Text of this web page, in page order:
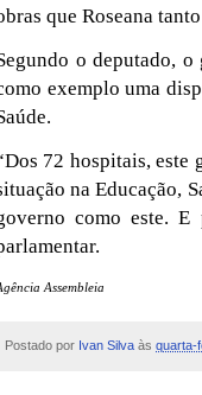
que Roseana
o deputado,
exemplo uma
72 hospitais, este
na Educação,
como este.
Assembleia
Postado por Ivan Silva às quarta-